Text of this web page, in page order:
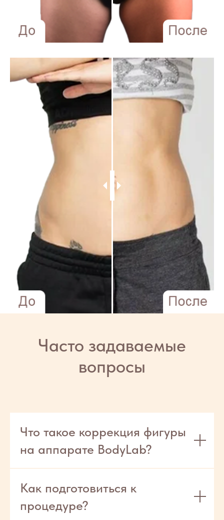
Что такое коррекция фигуры
на аппарате BodyLab?
Как подготовиться к
процедуре?